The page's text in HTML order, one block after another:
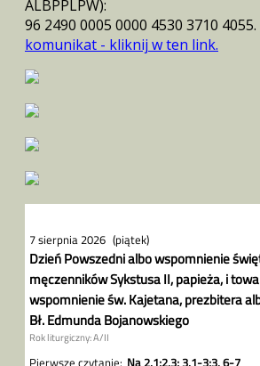
ALBPPLPW):
96 2490 0005 0000 4530 3710 4055.
komunikat - kliknij w ten link.